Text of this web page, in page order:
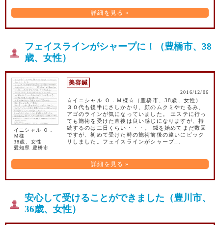
詳細を見る »
フェイスラインがシャープに！（豊橋市、38
歳、女性）
イニシャル Ｏ．
Ｍ様
38歳、女性
愛知県 豊橋市
美容鍼
2016/12/06
☆イニシャル Ｏ．Ｍ様☆（豊橋市、38歳、女性）
３０代も後半にさしかかり、顔のムクミやたるみ、
アゴのラインが気になっていました。 エステに行っ
ても施術を受けた直後は良い感じになりますが、持
続するのは二日くらい・・・。 鍼を始めてまだ数回
ですが、初めて受けた時の施術前後の違いにビック
リしました。フェイスラインがシャープ...
詳細を見る »
安心して受けることができました（豊川市、
36歳、女性）